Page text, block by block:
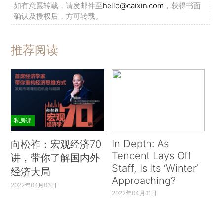
如有意愿转载，请发邮件至hello@caixin.com ，获得书面
确认及授权后，方可转载。
推荐阅读
私房课
向松祚：宏观经济70
讲，带你了解国内外
经济大局
2022年04月06日
In Depth: As
Tencent Lays Off
Staff, Is Its ‘Winter’
Approaching?
2022年04月01日